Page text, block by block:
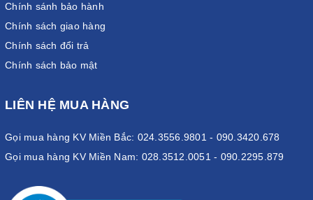
Chính sánh bảo hành
Chính sách giao hàng
Chính sách đổi trả
Chính sách bảo mật
LIÊN HỆ MUA HÀNG
Gọi mua hàng KV Miền Bắc: 024.3556.9801 - 090.3420.678
Gọi mua hàng KV Miền Nam: 028.3512.0051 - 090.2295.879